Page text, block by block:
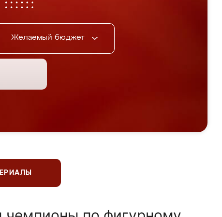
Желаемый бюджет